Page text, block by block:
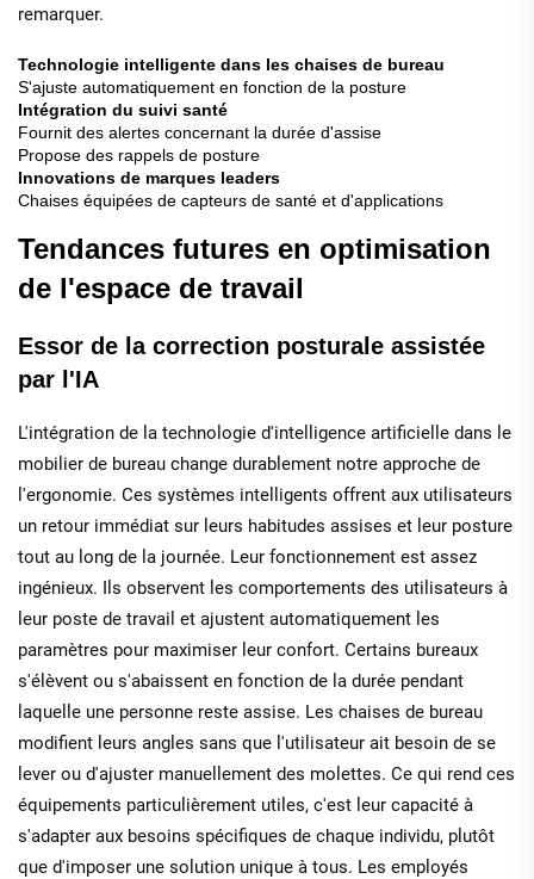
remarquer.
Technologie intelligente dans les chaises de bureau
S'ajuste automatiquement en fonction de la posture
Intégration du suivi santé
Fournit des alertes concernant la durée d'assise
Propose des rappels de posture
Innovations de marques leaders
Chaises équipées de capteurs de santé et d'applications
Tendances futures en optimisation
de l'espace de travail
Essor de la correction posturale assistée
par l'IA
L'intégration de la technologie d'intelligence artificielle dans le
mobilier de bureau change durablement notre approche de
l'ergonomie. Ces systèmes intelligents offrent aux utilisateurs
un retour immédiat sur leurs habitudes assises et leur posture
tout au long de la journée. Leur fonctionnement est assez
ingénieux. Ils observent les comportements des utilisateurs à
leur poste de travail et ajustent automatiquement les
paramètres pour maximiser leur confort. Certains bureaux
s'élèvent ou s'abaissent en fonction de la durée pendant
laquelle une personne reste assise. Les chaises de bureau
modifient leurs angles sans que l'utilisateur ait besoin de se
lever ou d'ajuster manuellement des molettes. Ce qui rend ces
équipements particulièrement utiles, c'est leur capacité à
s'adapter aux besoins spécifiques de chaque individu, plutôt
que d'imposer une solution unique à tous. Les employés